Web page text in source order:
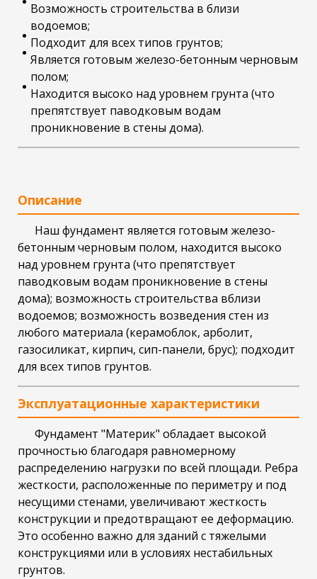
Возможность строительства в близи
водоемов;
Подходит для всех типов грунтов;
Является готовым железо-бетонным черновым
полом;
Находится высоко над уровнем грунта (что
препятствует паводковым водам
проникновение в стены дома).
Описание
Наш фундамент является готовым железо-
бетонным черновым полом, находится высоко
над уровнем грунта (что препятствует
паводковым водам проникновение в стены
дома); возможность строительства вблизи
водоемов; возможность возведения стен из
любого материала (керамоблок, арболит,
газосиликат, кирпич, сип-панели, брус); подходит
для всех типов грунтов.
Эксплуатационные характеристики
Фундамент "Материк" обладает высокой
прочностью благодаря равномерному
распределению нагрузки по всей площади. Ребра
жесткости, расположенные по периметру и под
несущими стенами, увеличивают жесткость
конструкции и предотвращают ее деформацию.
Это особенно важно для зданий с тяжелыми
конструкциями или в условиях нестабильных
грунтов.